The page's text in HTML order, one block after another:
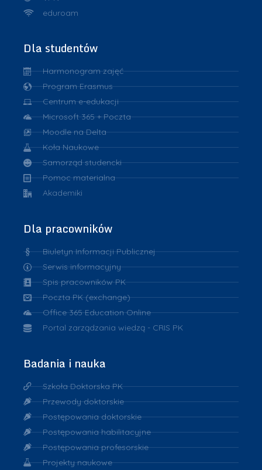
eduroam
Dla studentów
Harmonogram zajęć
Program Erasmus
Centrum e-edukacji
Microsoft 365 + Poczta
Moodle na Delta
Koła Naukowe
Samorząd studencki
Pomoc materialna
Akademiki
Dla pracowników
Biuletyn Informacji Publicznej
Serwis informacyjny
Spis pracowników PK
Poczta PK (exchange)
Office 365 Education Online
Portal zarządzania wiedzą - CRIS PK
Badania i nauka
Szkoła Doktorska PK
Przewody doktorskie
Postępowania doktorskie
Postępowania habilitacyjne
Postępowania profesorskie
Projekty naukowe